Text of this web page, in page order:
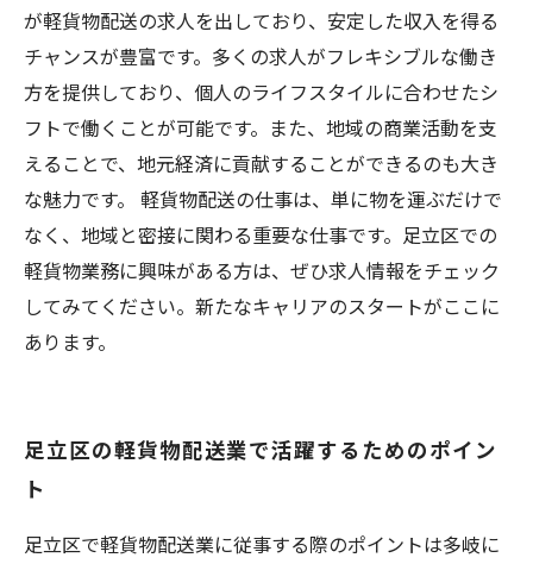
が軽貨物配送の求人を出しており、安定した収入を得る
チャンスが豊富です。多くの求人がフレキシブルな働き
方を提供しており、個人のライフスタイルに合わせたシ
フトで働くことが可能です。また、地域の商業活動を支
えることで、地元経済に貢献することができるのも大き
な魅力です。 軽貨物配送の仕事は、単に物を運ぶだけで
なく、地域と密接に関わる重要な仕事です。足立区での
軽貨物業務に興味がある方は、ぜひ求人情報をチェック
してみてください。新たなキャリアのスタートがここに
あります。
足立区の軽貨物配送業で活躍するためのポイン
ト
足立区で軽貨物配送業に従事する際のポイントは多岐に